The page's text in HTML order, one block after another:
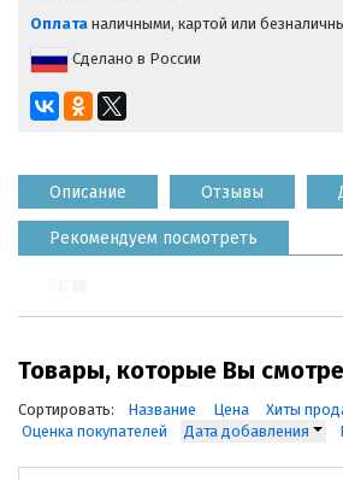
Оплата наличными, картой или
Сделано в России
Описание Отзывы
Рекомендуем посмотреть
Товары, которые Вы
Сортировать: Название Цена
Хиты
Оценка покупателей
Дата добавления